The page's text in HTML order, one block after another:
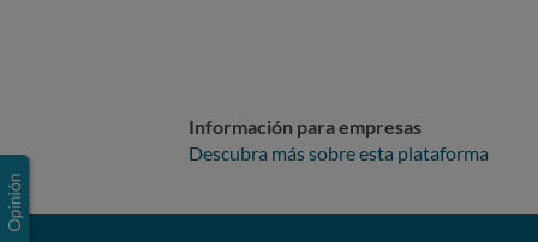
orientación y
Información para empresas
Descubra más sobre esta plataforma